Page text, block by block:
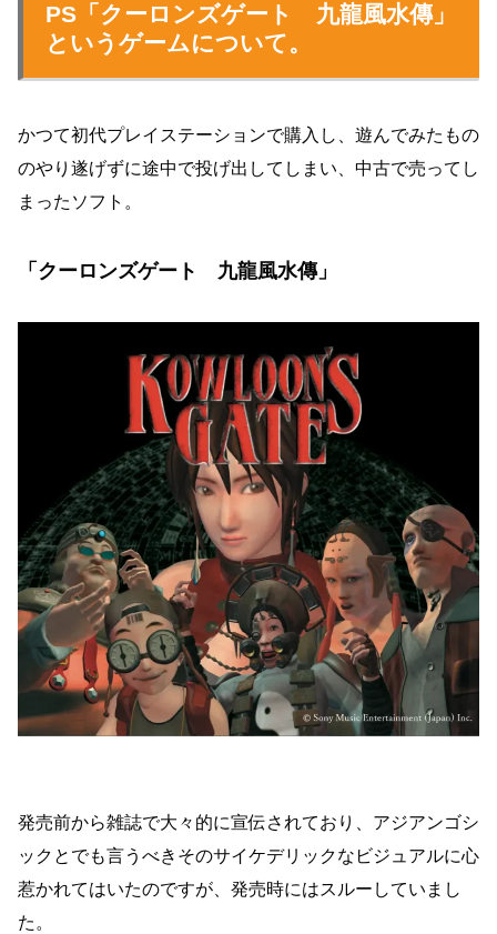
PS「クーロンズゲート 九龍風水傳」
というゲームについて。
かつて初代プレイステーションで購入し、遊んでみたもの
のやり遂げずに途中で投げ出してしまい、中古で売ってし
まったソフト。
「クーロンズゲート 九龍風水傳」
発売前から雑誌で大々的に宣伝されており、アジアンゴシ
ックとでも言うべきそのサイケデリックなビジュアルに心
惹かれてはいたのですが、発売時にはスルーしていまし
た。